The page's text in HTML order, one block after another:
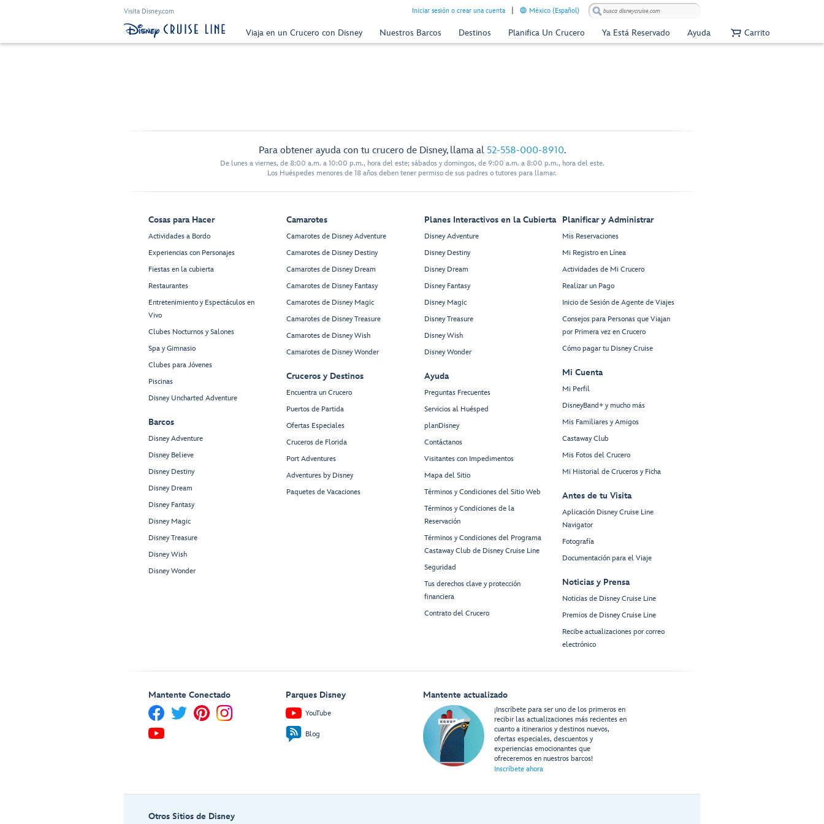
Visita Disney.com Iniciar sesión o crear una cuenta México (Español)
Viaja en un Crucero con Disney Nuestros Barcos Destinos Planifica Un Crucero Ya Está Reservado Ayuda Carrito
Para obtener ayuda con tu crucero de Disney, llama al 52-558-000-8910.
De lunes a viernes, de 8:00 a.m. a 10:00 p.m., hora del este; sábados y domingos, de 9:00 a.m. a 8:00 p.m., hora del este.
Los Huéspedes menores de 18 años deben tener permiso de sus padres o tutores para llamar.
Cosas para Hacer
Actividades a Bordo
Experiencias con Personajes
Fiestas en la cubierta
Restaurantes
Entretenimiento y Espectáculos en
Vivo
Clubes Nocturnos y Salones
Spa y Gimnasio
Clubes para Jóvenes
Piscinas
Disney Uncharted Adventure
Barcos
Disney Adventure
Disney Believe
Disney Destiny
Disney Dream
Disney Fantasy
Disney Magic
Disney Treasure
Disney Wish
Disney Wonder
Camarotes
Camarotes de Disney Adventure
Camarotes de Disney Destiny
Camarotes de Disney Dream
Camarotes de Disney Fantasy
Camarotes de Disney Magic
Camarotes de Disney Treasure
Camarotes de Disney Wish
Camarotes de Disney Wonder
Cruceros y Destinos
Encuentra un Crucero
Puertos de Partida
Ofertas Especiales
Cruceros de Florida
Port Adventures
Adventures by Disney
Paquetes de Vacaciones
Planes Interactivos en la Cubierta
Disney Adventure
Disney Destiny
Disney Dream
Disney Fantasy
Disney Magic
Disney Treasure
Disney Wish
Disney Wonder
Ayuda
Preguntas Frecuentes
Servicios al Huésped
planDisney
Contáctanos
Visitantes con Impedimentos
Mapa del Sitio
Términos y Condiciones del Sitio Web
Términos y Condiciones de la
Reservación
Términos y Condiciones del Programa
Castaway Club de Disney Cruise Line
Seguridad
Tus derechos clave y protección
financiera
Contrato del Crucero
Planificar y Administrar
Mis Reservaciones
Mi Registro en Línea
Actividades de Mi Crucero
Realizar un Pago
Inicio de Sesión de Agente de Viajes
Consejos para Personas que Viajan
por Primera vez en Crucero
Cómo pagar tu Disney Cruise
Mi Cuenta
Mi Perfil
DisneyBand+ y mucho más
Mis Familiares y Amigos
Castaway Club
Mis Fotos del Crucero
Mi Historial de Cruceros y Ficha
Antes de tu Visita
Aplicación Disney Cruise Line
Navigator
Fotografía
Documentación para el Viaje
Noticias y Prensa
Noticias de Disney Cruise Line
Premios de Disney Cruise Line
Recibe actualizaciones por correo
electrónico
Mantente Conectado Parques Disney
YouTube
Blog
Mantente actualizado
¡Inscríbete para ser uno de los primeros en
recibir las actualizaciones más recientes en
cuanto a itinerarios y destinos nuevos,
ofertas especiales, descuentos y
experiencias emocionantes que
ofreceremos en nuestros barcos!
Inscríbete ahora
Otros Sitios de Disney